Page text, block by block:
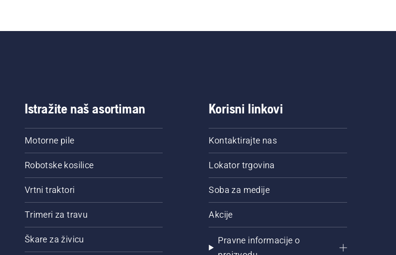
Istražite naš asortiman
Motorne pile
Robotske kosilice
Vrtni traktori
Trimeri za travu
Škare za živicu
Korisni linkovi
Kontaktirajte nas
Lokator trgovina
Soba za medije
Akcije
Pravne informacije o